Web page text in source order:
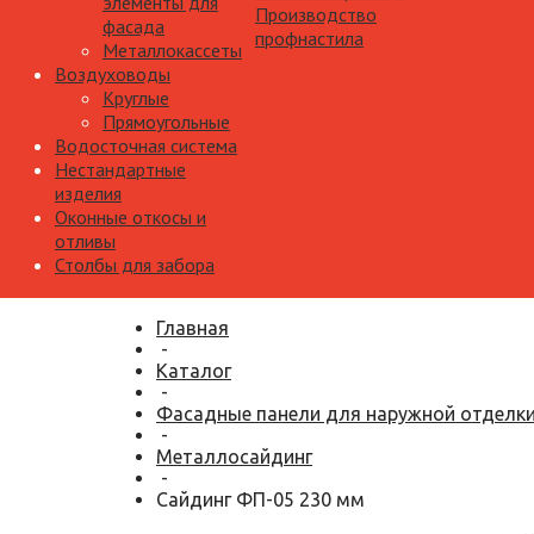
фасада
Металлокассеты
Воздуховоды
Круглые
Прямоугольные
Водосточная система
Нестандартные
изделия
Оконные откосы и
отливы
Столбы для забора
Производство
профнастила
Главная
-
Каталог
-
Фасадные панели для наружной отделки
-
Металлосайдинг
-
Сайдинг ФП-05 230 мм